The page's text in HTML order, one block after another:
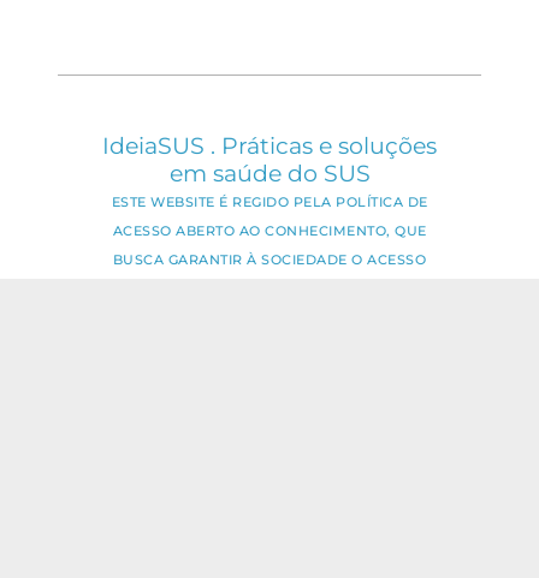
IdeiaSUS . Práticas e soluções
em saúde do SUS
ESTE WEBSITE É REGIDO PELA POLÍTICA DE
ACESSO ABERTO AO CONHECIMENTO, QUE
BUSCA GARANTIR À SOCIEDADE O ACESSO